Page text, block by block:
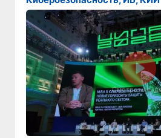
Смотреть